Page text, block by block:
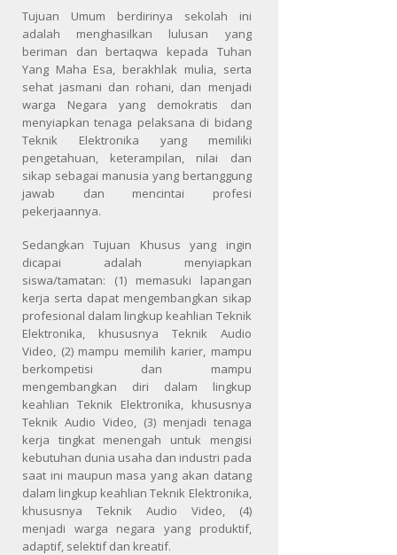
Tujuan Umum berdirinya sekolah ini
adalah menghasilkan lulusan yang
beriman dan bertaqwa kepada Tuhan
Yang Maha Esa, berakhlak mulia, serta
sehat jasmani dan rohani, dan menjadi
warga Negara yang demokratis dan
menyiapkan tenaga pelaksana di bidang
Teknik Elektronika yang memiliki
pengetahuan, keterampilan, nilai dan
sikap sebagai manusia yang bertanggung
jawab dan mencintai profesi
pekerjaannya.
Sedangkan Tujuan Khusus yang ingin
dicapai adalah menyiapkan
siswa/tamatan: (1) memasuki lapangan
kerja serta dapat mengembangkan sikap
profesional dalam lingkup keahlian Teknik
Elektronika, khususnya Teknik Audio
Video, (2) mampu memilih karier, mampu
berkompetisi dan mampu
mengembangkan diri dalam lingkup
keahlian Teknik Elektronika, khususnya
Teknik Audio Video, (3) menjadi tenaga
kerja tingkat menengah untuk mengisi
kebutuhan dunia usaha dan industri pada
saat ini maupun masa yang akan datang
dalam lingkup keahlian Teknik Elektronika,
khususnya Teknik Audio Video, (4)
menjadi warga negara yang produktif,
adaptif, selektif dan kreatif.